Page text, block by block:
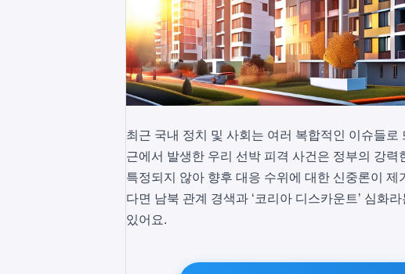
최근 국내 정치 및 사회는 여러 복합적인 이슈들
근에서 발생한 우리 선박 피격 사건은 정부의 강
특정되지 않아 향후 대응 수위에 대한 신중론이
다면 남북 관계 경색과 ‘코리아 디스카운트’ 심화
있어요.